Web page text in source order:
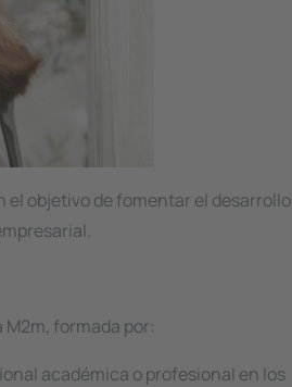
el objetivo de fomentar el desarrollo
formada por:
académica o profesional en los